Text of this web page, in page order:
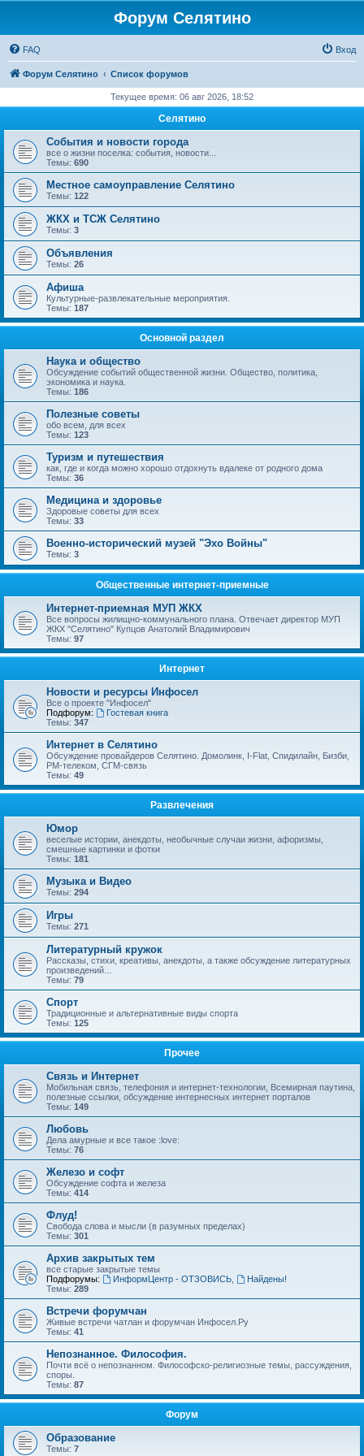
Форум Селятино
FAQ Вход
Форум Селятино Список форумов
Текущее время: 06 авг 2026, 18:52
Селятино
События и новости города
все о жизни поселка: события, новости...
Темы: 690
Местное самоуправление Селятино
Темы: 122
ЖКХ и ТСЖ Селятино
Темы: 3
Объявления
Темы: 26
Афиша
Культурные-развлекательные мероприятия.
Темы: 187
Основной раздел
Наука и общество
Обсуждение событий общественной жизни. Общество, политика,
экономика и наука.
Темы: 186
Полезные советы
обо всем, для всех
Темы: 123
Туризм и путешествия
как, где и когда можно хорошо отдохнуть вдалеке от родного дома
Темы: 36
Медицина и здоровье
Здоровые советы для всех
Темы: 33
Военно-исторический музей "Эхо Войны"
Темы: 3
Общественные интернет-приемные
Интернет-приемная МУП ЖКХ
Все вопросы жилищно-коммунального плана. Отвечает директор МУП
ЖКХ "Селятино" Купцов Анатолий Владимирович
Темы: 97
Интернет
Новости и ресурсы Инфосел
Все о проекте "Инфосел"
Подфорум:
Гостевая книга
Темы: 347
Интернет в Селятино
Обсуждение провайдеров Селятино. Домолинк, I-Flat, Спидилайн, Бизби,
РМ-телеком, СГМ-связь
Темы: 49
Развлечения
Юмор
веселые истории, анекдоты, необычные случаи жизни, афоризмы,
смешные картинки и фотки
Темы: 181
Музыка и Видео
Темы: 294
Игры
Темы: 271
Литературный кружок
Рассказы, стихи, креативы, анекдоты, а также обсуждение литературных
произведений...
Темы: 79
Спорт
Традиционные и альтернативные виды спорта
Темы: 125
Прочее
Связь и Интернет
Мобильная связь, телефония и интернет-технологии, Всемирная паутина,
полезные ссылки, обсуждение интернесных интернет порталов
Темы: 149
Любовь
Дела амурные и все такое :love:
Темы: 76
Железо и софт
Обсуждение софта и железа
Темы: 414
Флуд!
Свобода слова и мысли (в разумных пределах)
Темы: 301
Архив закрытых тем
все старые закрытые темы
Подфорумы:
ИнформЦентр - ОТЗОВИСЬ,
Найдены!
Темы: 289
Встречи форумчан
Живые встречи чатлан и форумчан Инфосел.Ру
Темы: 41
Непознанное. Философия.
Почти всё о непознанном. Философско-религиозные темы, рассуждения,
споры.
Темы: 87
Форум
Образование
Темы: 7